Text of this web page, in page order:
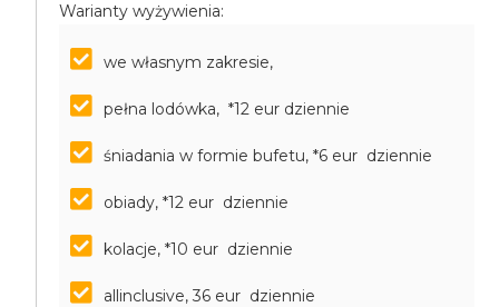
Warianty wyżywienia:
we własnym zakresie,
pełna lodówka, *12 eur dziennie
śniadania w formie bufetu, *6 eur dziennie
obiady, *12 eur dziennie
kolacje, *10 eur dziennie
allinclusive, 36 eur dziennie